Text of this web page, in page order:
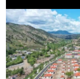
No media